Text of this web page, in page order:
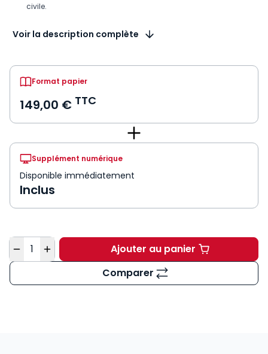
civile.
Voir la description complète
Format papier
149,00 € TTC
Supplément numérique
Disponible immédiatement
Inclus
Quantité Ajouter au panierMémento Procédure
Comparer